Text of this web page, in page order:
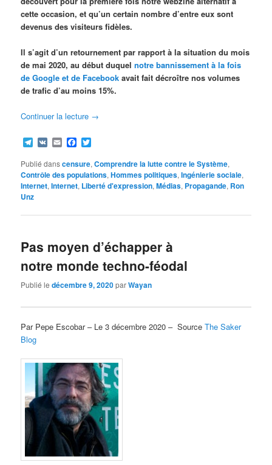
cette occasion, et qu’un certain nombre d’entre eux sont
devenus des visiteurs fidèles.
Il s’agit d’un retournement par rapport à la situation du mois
de mai 2020, au début duquelnotre bannissement à la fois
de Google et de Facebook avait fait décroître nos volumes
de trafic d’au moins 15%.
Continuer la lecture →
Telegram
VK EmailFacebook
Publié danscensure,Comprendre la lutte contre le Système,
Contrôle des populations,Hommes politiques,Ingénierie sociale,
Internet,Internet, Liberté d'expression,Médias, Propagande, Ron
Unz
Pas moyen d’échapper à
notre monde techno-féodal
Publié ledécembre 9, 2020parWayan
Par Pepe Escobar – Le 3 décembre 2020 – SourceThe Saker
Blog